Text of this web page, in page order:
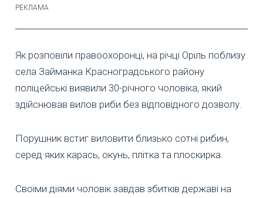
Як розповіли правоохоронці, на річці Оріль поблизу
села Займанка Красноградського району
поліцейські виявили 30-річного чоловіка, який
здійснював вилов риби без відповідного дозволу.
Порушник встиг виловити близько сотні рибин,
серед яких карась, окунь, плітка та плоскирка.
Своїми діями чоловік завдав збитків державі на